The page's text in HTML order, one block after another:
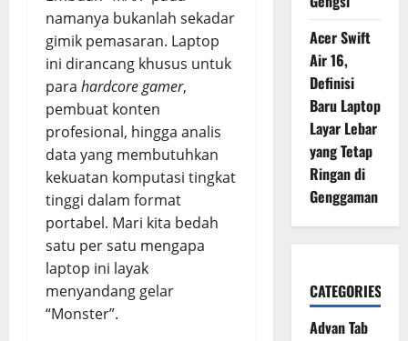
namanya bukanlah sekadar
gimik pemasaran. Laptop
ini dirancang khusus untuk
para hardcore gamer,
pembuat konten
profesional, hingga analis
data yang membutuhkan
kekuatan komputasi tingkat
tinggi dalam format
portabel. Mari kita bedah
satu per satu mengapa
laptop ini layak
menyandang gelar
“Monster”.
Acer Swift
Air 16,
Definisi
Baru Laptop
Layar Lebar
yang Tetap
Ringan di
Genggaman
CATEGORIES
Advan Tab